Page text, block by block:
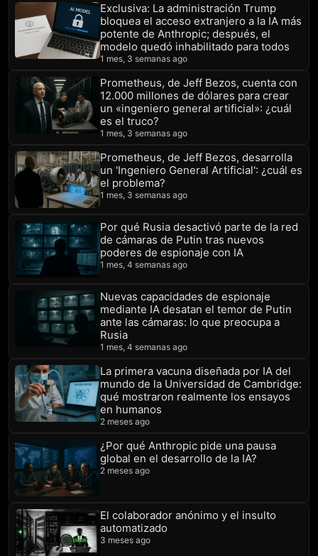
Exclusiva: La administración Trump
bloquea el acceso extranjero a la IA más
potente de Anthropic; después, el
modelo quedó inhabilitado para todos
1 mes, 3 semanas ago
Prometheus, de Jeff Bezos, cuenta con
12.000 millones de dólares para crear
un «ingeniero general artificial»: ¿cuál
es el truco?
1 mes, 3 semanas ago
Prometheus, de Jeff Bezos, desarrolla
un 'Ingeniero General Artificial': ¿cuál es
el problema?
1 mes, 3 semanas ago
Por qué Rusia desactivó parte de la red
de cámaras de Putin tras nuevos
poderes de espionaje con IA
1 mes, 4 semanas ago
Nuevas capacidades de espionaje
mediante IA desatan el temor de Putin
ante las cámaras: lo que preocupa a
Rusia
1 mes, 4 semanas ago
La primera vacuna diseñada por IA del
mundo de la Universidad de Cambridge:
qué mostraron realmente los ensayos
en humanos
2 meses ago
¿Por qué Anthropic pide una pausa
global en el desarrollo de la IA?
2 meses ago
El colaborador anónimo y el insulto
automatizado
3 meses ago